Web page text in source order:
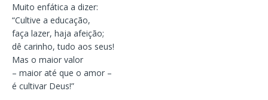
Muito enfática a dizer:
“Cultive a educação,
faça lazer, haja afeição;
dê carinho, tudo aos seus!
Mas o maior valor
– maior até que o amor –
é cultivar Deus!”